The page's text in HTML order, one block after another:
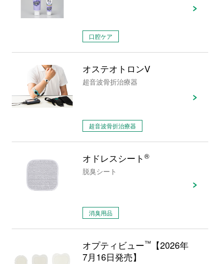
口腔ケア
オステオトロンV
超音波骨折治療器
超音波骨折治療器
オドレスシート ®
脱臭シート
消臭用品
オプティビュー™
【2026年
7月16日発売】